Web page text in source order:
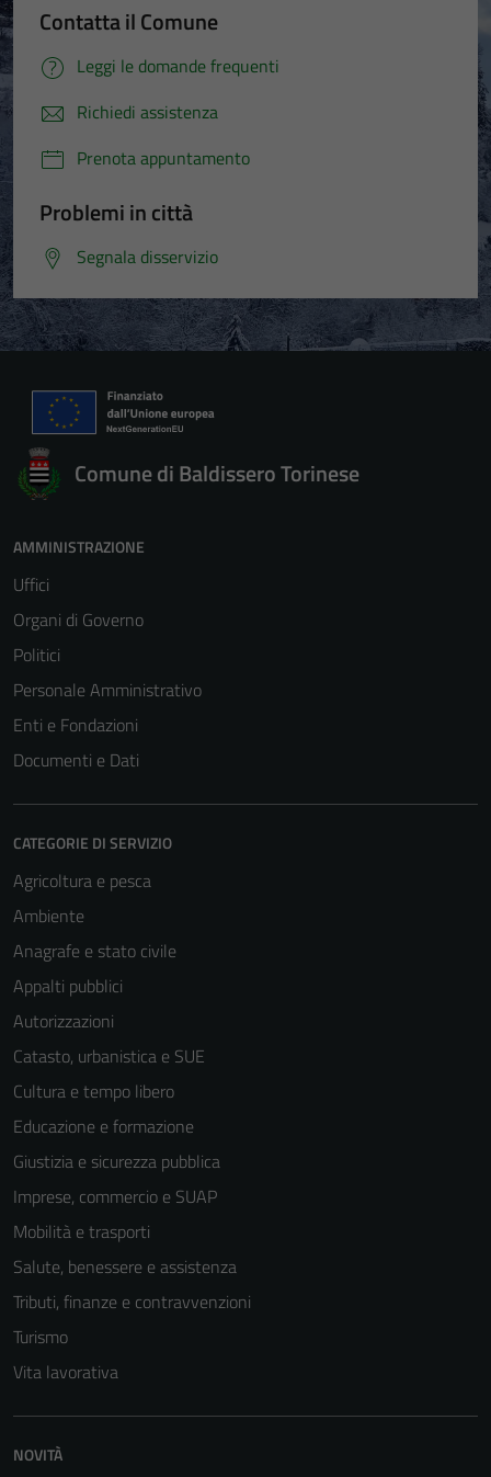
Contatta il Comune
Leggi le domande frequenti
Richiedi assistenza
Prenota appuntamento
Problemi in città
Segnala disservizio
Comune di Baldissero Torinese
AMMINISTRAZIONE
Uffici
Organi di Governo
Politici
Personale Amministrativo
Enti e Fondazioni
Documenti e Dati
CATEGORIE DI SERVIZIO
Agricoltura e pesca
Ambiente
Anagrafe e stato civile
Appalti pubblici
Autorizzazioni
Catasto, urbanistica e SUE
Cultura e tempo libero
Educazione e formazione
Giustizia e sicurezza pubblica
Imprese, commercio e SUAP
Mobilità e trasporti
Salute, benessere e assistenza
Tributi, finanze e contravvenzioni
Turismo
Vita lavorativa
NOVITÀ